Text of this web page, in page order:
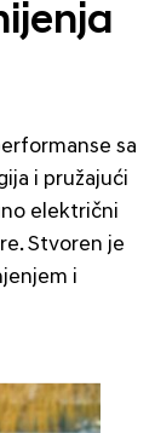
sa
i pružajući
električni
Stvoren je
i